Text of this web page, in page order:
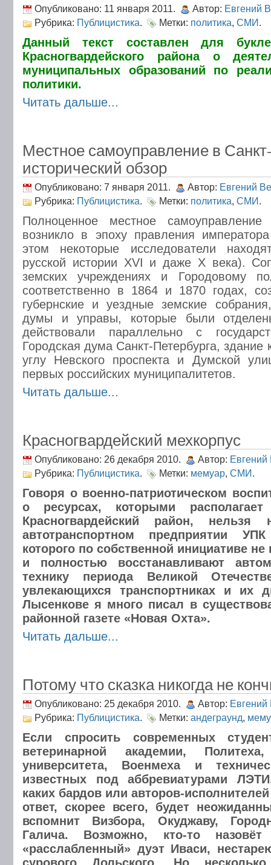
Опубликовано: 11 января 2011. Автор: Евгений
Рубрика: Публицистика. Метки: политика, СМИ.
Данный текст составлен для
Красногвардейского района о
муниципальных образований по
политики.
Читать дальше...
Местное самоуправление в
исторический обзор
Опубликовано: 7 января 2011. Автор: Евгений
Рубрика: Публицистика. Метки: политика, СМИ.
Полноценное местное
возникло в эпоху правления
этом некоторые исследователи
русской истории XVI и даже X века).
земских учреждениях и Городовому
соответственно в 1864 и 1870 годах,
губернские и уездные земские
думы и управы, которые были
действовали параллельно с
Городская дума Санкт-Петербурга, здание
углу Невского проспекта и Думской
первых российских муниципалитетов.
Читать дальше...
Красногвардейский мехкорпус
Опубликовано: 26 декабря 2010. Автор: Евгений
Рубрика: Публицистика. Метки: мемуар, СМИ.
Говоря о военно-патриотическом
о ресурсах, которыми
Красногвардейский район,
автотранспортном предприятии
которого по собственной инициативе
и полностью восстанавливают
технику периода Великой
увлекающихся транспортниках и их
Лысенкове я много писал в
районной газете «Новая Охта».
Читать дальше...
Потому что сказка никогда не
Опубликовано: 25 декабря 2010. Автор: Евгений
Рубрика: Публицистика. Метки: андеграунд,
Если спросить современных
ветеринарной академии, Политеха,
университета, Военмеха и
известных под аббревиатурами
каких бардов или авторов-
ответ, скорее всего, будет
вспомнит Визбора, Окуджаву,
Галича. Возможно, кто-то
«расслабленный» дуэт Иваси,